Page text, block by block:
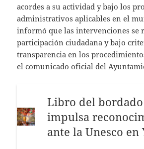
acordes a su actividad y bajo los
administrativos aplicables en el
informó que las intervenciones se
participación ciudadana y bajo
transparencia en los
el comunicado oficial del
Libro del
impulsa
ante la Unesco en